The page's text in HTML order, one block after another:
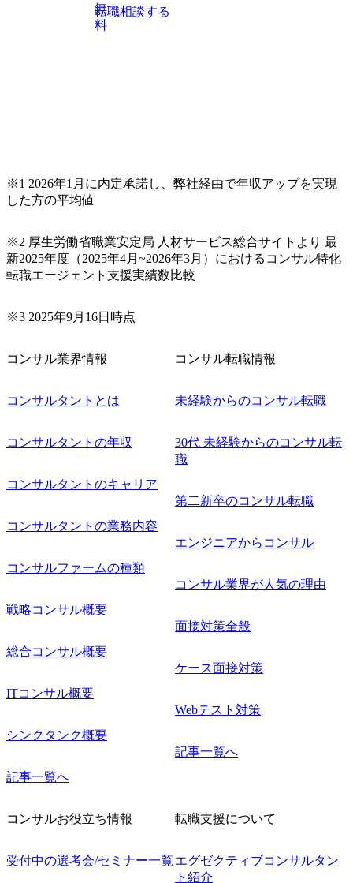
無
料
転職相談する
※1 2026年1月に内定承諾し、弊社経由で年収アップを実現
した方の平均値
※2 厚生労働省職業安定局 人材サービス総合サイトより 最
新2025年度（2025年4月~2026年3月）におけるコンサル特化
転職エージェント支援実績数比較
※3 2025年9月16日時点
コンサル業界情報
コンサルタントとは
コンサルタントの年収
コンサルタントのキャリア
コンサルタントの業務内容
コンサルファームの種類
戦略コンサル概要
総合コンサル概要
ITコンサル概要
シンクタンク概要
記事一覧へ
コンサル転職情報
未経験からのコンサル転職
30代 未経験からのコンサル転
職
第二新卒のコンサル転職
エンジニアからコンサル
コンサル業界が人気の理由
面接対策全般
ケース面接対策
Webテスト対策
記事一覧へ
コンサルお役立ち情報
受付中の選考会/セミナー一覧
転職支援について
エグゼクティブコンサルタン
ト紹介